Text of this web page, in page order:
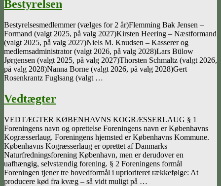
Bestyrelsen
Bestyrelsesmedlemmer (vælges for 2 år)Flemming Bak Jensen –
Formand (valgt 2025, på valg 2027)Kirsten Heering – Næstformand
(valgt 2025, på valg 2027)Niels M. Knudsen – Kasserer og
medlemsadministrator (valgt 2026, på valg 2028)Lars Bülow
Jørgensen (valgt 2025, på valg 2027)Thorsten Schmaltz (valgt 2026,
på valg 2028)Nanna Borne (valgt 2026, på valg 2028)Gert
Rosenkrantz Fuglsang (valgt …
Vedtægter
VEDTÆGTER KØBENHAVNS KOGRÆSSERLAUG § 1
Foreningens navn og oprettelse Foreningens navn er Københavns
Kogræsserlaug. Foreningens hjemsted er Københavns Kommune.
Københavns Kogræsserlaug er oprettet af Danmarks
Naturfredningsforening København, men er derudover en
uafhængig, selvstændig forening. § 2 Foreningens formål
Foreningen tjener tre hovedformål i uprioriteret rækkefølge: At
producere kød fra kvæg – så vidt muligt på …